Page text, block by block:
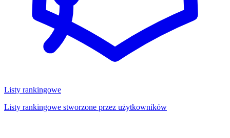
Listy rankingowe
Listy rankingowe stworzone przez użytkowników